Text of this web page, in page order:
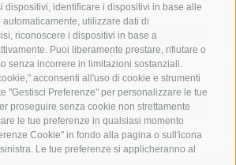
dispositivi, identificare i dispositivi in base alle
utilizzare dati di
riconoscere i dispositivi in base a
Puoi liberamente prestare, rifiutare o
senza incorrere in limitazioni sostanziali.
acconsenti all'uso di cookie e strumenti
"Gestisci Preferenze" per personalizzare le tue
proseguire senza cookie non strettamente
le tue preferenze in qualsiasi momento
Cookie" in fondo alla pagina o sull'icona
Le tue preferenze si applicheranno al
Meta napoli
ordinanza
piano di sorrento
polizia municipale
Campania
sant'agnello
studenti temporali
treni
villa fiorentino vincenzo de luca